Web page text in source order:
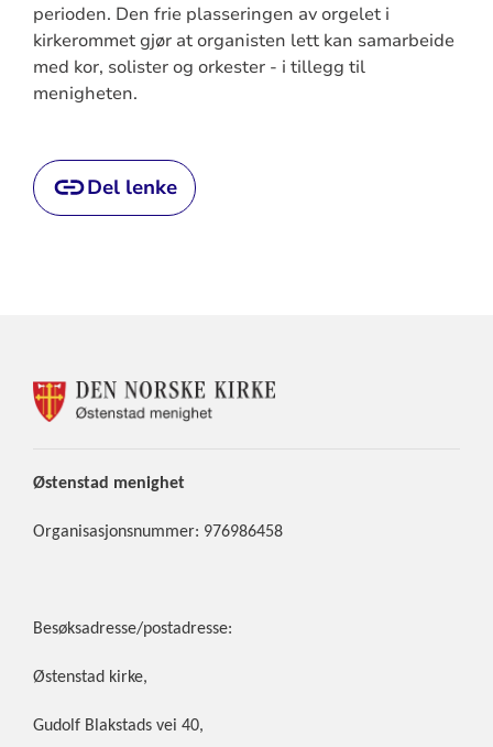
perioden. Den frie plasseringen av orgelet i
kirkerommet gjør at organisten lett kan samarbeide
med kor, solister og orkester - i tillegg til
menigheten.
Del lenke
KONTAKTINFORMASJON
Østenstad menighet
Organisasjonsnummer: 976986458
Besøksadresse/postadresse:
Østenstad kirke,
Gudolf Blakstads vei 40,